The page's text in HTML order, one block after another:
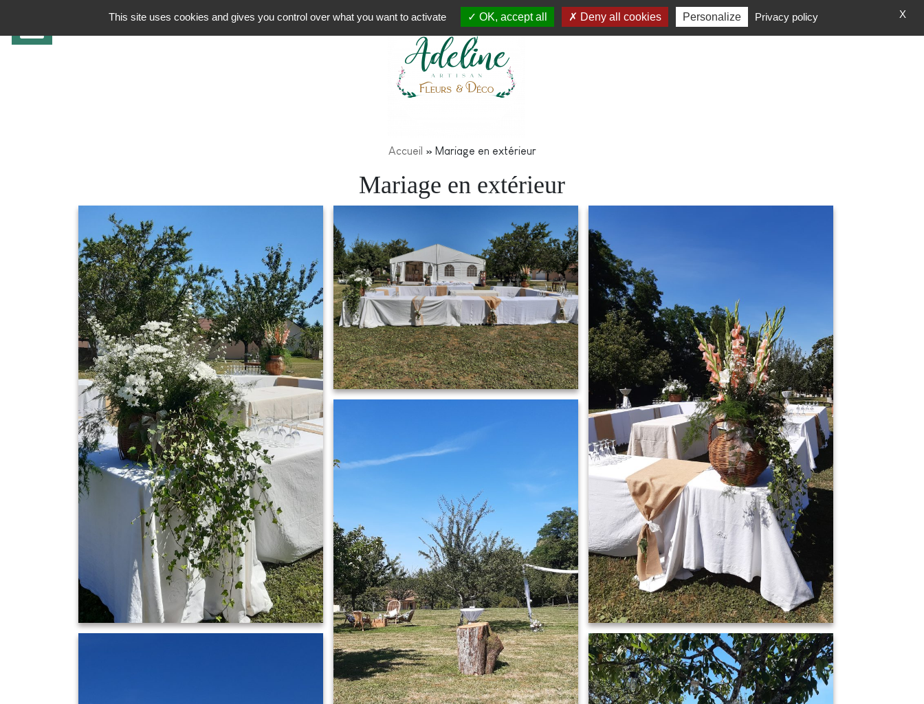
Accueil » Mariage en extérieur
Mariage en extérieur
X
This site uses cookies and gives you control over what you want to activate OK, accept all Deny all cookies Personalize Privacy policy